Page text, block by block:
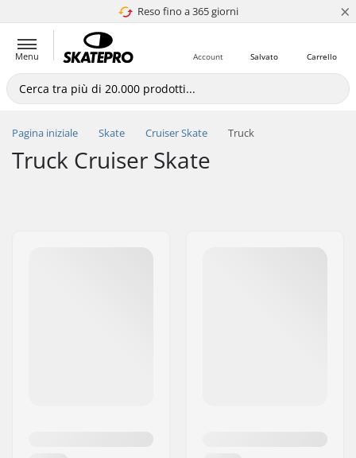
Reso fino a 365 giorni
4.8 di 5 ×
Menu Carrello
Salvato
Account
Pagina iniziale Skate Cruiser Skate Truck
Truck Cruiser Skate